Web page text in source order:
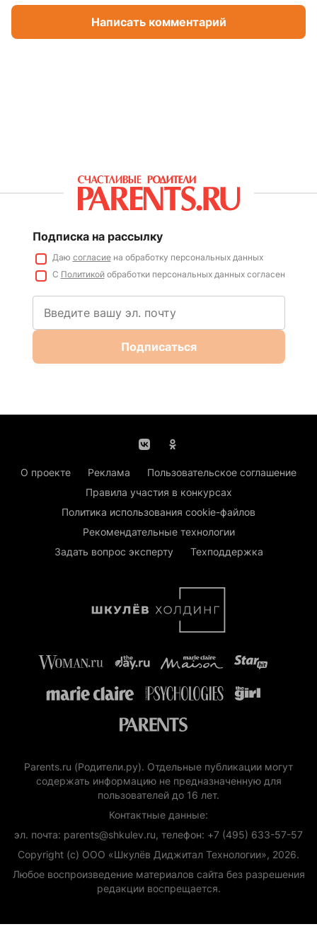
Написать комментарий
Подписка на рассылку
Даю согласиена обработку персональных данных
С Политикойобработки персональных данных согласен
Подписаться
О проекте Реклама
Пользовательское соглашение
Правила участия в конкурсах
Политика использования cookie-файлов
Рекомендательные технологии
Задать вопрос эксперту
Техподдержка
Parents.ru (Родители.ру). Отдельные публикации могут
содержать информацию не предназначенную для
пользователей до 16 лет.
Контактные данные:
эл. почта: parents@shkulev.ru, телефон: +7 (495) 633-57-57
Copyright (с) ООО «Шкулёв Диджитал Технологии», 2026.
Любое воспроизведение материалов сайта без разрешения
редакции воспрещается.